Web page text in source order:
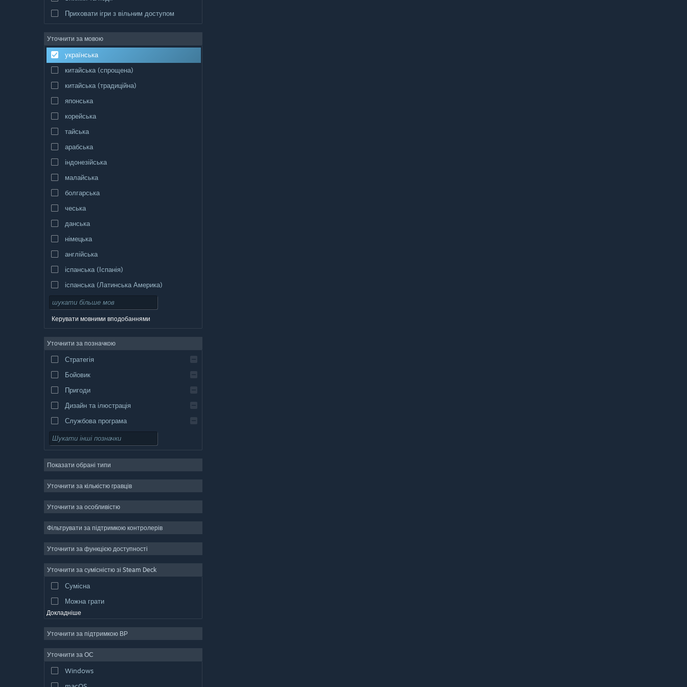
Приховати ігри з вільним доступом
Уточнити за мовою
українська
китайська (спрощена)
китайська (традиційна)
японська
корейська
тайська
арабська
індонезійська
малайська
болгарська
чеська
данська
німецька
англійська
іспанська (Іспанія)
іспанська (Латинська Америка)
Керувати мовними вподобаннями
Уточнити за позначкою
Стратегія
Бойовик
Пригоди
Дизайн та ілюстрація
Службова програма
Вільний доступ
Масова багатокористувацька
Симулятор
Створення відео
Обробка фотографій
Показати обрані типи
Уточнити за кількістю гравців
Уточнити за особливістю
Фільтрувати за підтримкою контролерів
Уточнити за функцією доступності
Уточнити за сумісністю зі Steam Deck
Сумісна
Можна грати
Докладніше
Уточнити за підтримкою ВР
Уточнити за ОС
Windows